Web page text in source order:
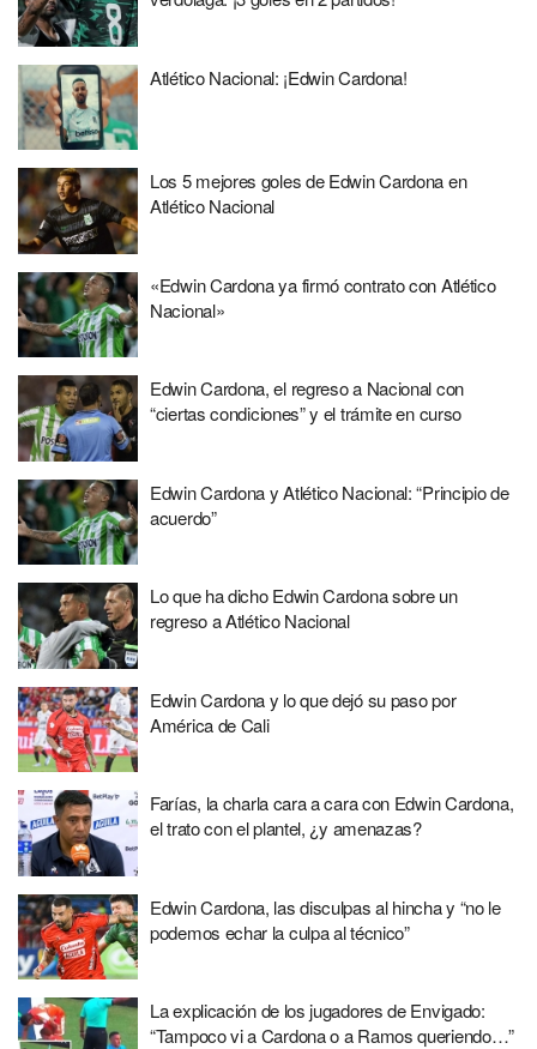
Atlético Nacional: ¡Edwin Cardona!
Los 5 mejores goles de Edwin Cardona en
Atlético Nacional
«Edwin Cardona ya firmó contrato con Atlético
Nacional»
Edwin Cardona, el regreso a Nacional con
“ciertas condiciones” y el trámite en curso
Edwin Cardona y Atlético Nacional: “Principio de
acuerdo”
Lo que ha dicho Edwin Cardona sobre un
regreso a Atlético Nacional
Edwin Cardona y lo que dejó su paso por
América de Cali
Farías, la charla cara a cara con Edwin Cardona,
el trato con el plantel, ¿y amenazas?
Edwin Cardona, las disculpas al hincha y “no le
podemos echar la culpa al técnico”
La explicación de los jugadores de Envigado:
“Tampoco vi a Cardona o a Ramos queriendo…”